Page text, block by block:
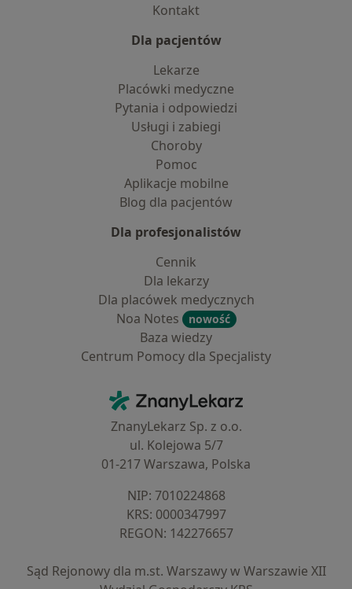
Kontakt
Dla pacjentów
Lekarze
Placówki medyczne
Pytania i odpowiedzi
Usługi i zabiegi
Choroby
Pomoc
Aplikacje mobilne
Blog dla pacjentów
Dla profesjonalistów
Cennik
Dla lekarzy
Dla placówek medycznych
Noa Notes
nowość
Baza wiedzy
Centrum Pomocy dla Specjalisty
ZnanyLekarz - Strona główna
ZnanyLekarz Sp. z o.o.
ul. Kolejowa 5/7
01-217 Warszawa, Polska
NIP: ⁠7010224868
KRS: ⁠0000347997
REGON: ⁠142276657
Sąd Rejonowy dla m.st. Warszawy w Warszawie XII